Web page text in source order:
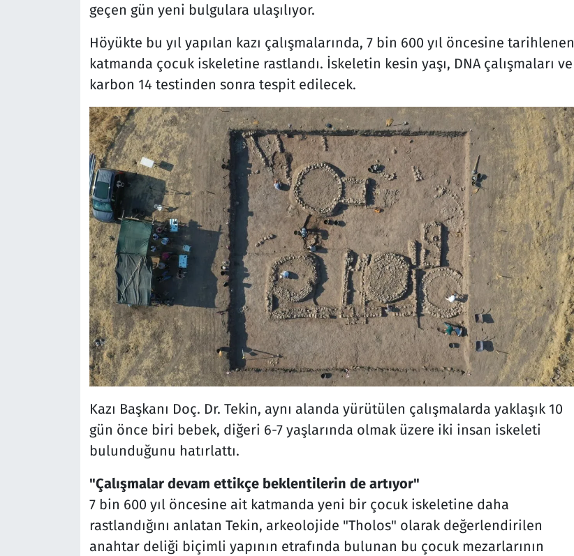
geçen gün yeni bulgulara ulaşılıyor.
Höyükte bu yıl yapılan kazı çalışmalarında, 7 bin 600 yıl öncesine tarihlenen
katmanda çocuk iskeletine rastlandı. İskeletin kesin yaşı, DNA çalışmaları ve
karbon 14 testinden sonra tespit edilecek.
Kazı Başkanı Doç. Dr. Tekin, aynı alanda yürütülen çalışmalarda yaklaşık 10
gün önce biri bebek, diğeri 6-7 yaşlarında olmak üzere iki insan iskeleti
bulunduğunu hatırlattı.
"Çalışmalar devam ettikçe beklentilerin de artıyor"
7 bin 600 yıl öncesine ait katmanda yeni bir çocuk iskeletine daha
rastlandığını anlatan Tekin, arkeolojide "Tholos" olarak değerlendirilen
anahtar deliği biçimli yapının etrafında bulunan bu çocuk mezarlarının